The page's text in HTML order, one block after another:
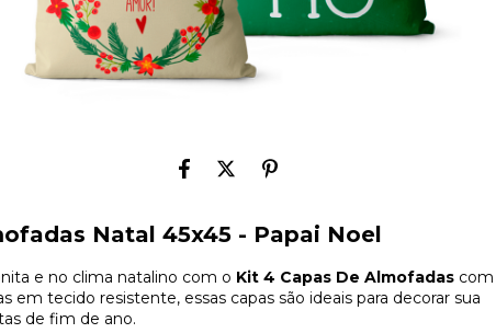
Natal 45x45 - Papai Noel
e no clima natalino com o Kit 4 Capas De Almofadas com
em tecido resistente, essas capas são ideais para decorar sua
de fim de ano.